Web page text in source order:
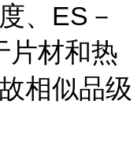
、ES－
片材和热
相似品级